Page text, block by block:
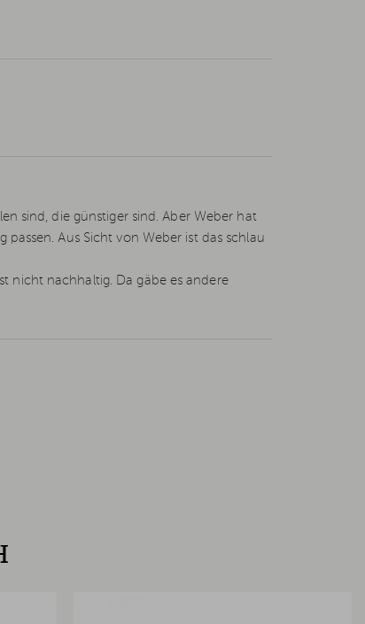
sind, die günstiger sind. Aber Weber hat
Aus Sicht von Weber ist das schlau
nicht nachhaltig. Da gäbe es andere